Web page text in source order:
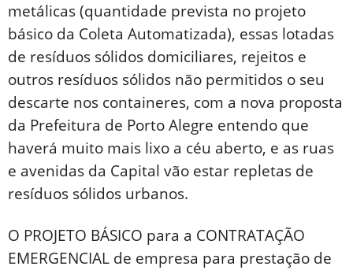
metálicas (quantidade prevista no projeto
básico da Coleta Automatizada), essas lotadas
de resíduos sólidos domiciliares, rejeitos e
outros resíduos sólidos não permitidos o seu
descarte nos containeres, com a nova proposta
da Prefeitura de Porto Alegre entendo que
haverá muito mais lixo a céu aberto, e as ruas
e avenidas da Capital vão estar repletas de
resíduos sólidos urbanos.
O PROJETO BÁSICO para a CONTRATAÇÃO
EMERGENCIAL de empresa para prestação de